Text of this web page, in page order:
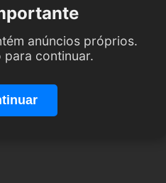
anúncios próprios.
para continuar.